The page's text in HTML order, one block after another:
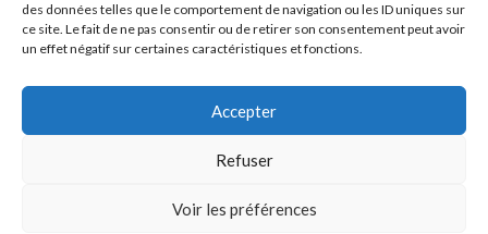
des données telles que le comportement de navigation ou les ID uniques sur
ce site. Le fait de ne pas consentir ou de retirer son consentement peut avoir
un effet négatif sur certaines caractéristiques et fonctions.
Accepter
Refuser
Voir les préférences